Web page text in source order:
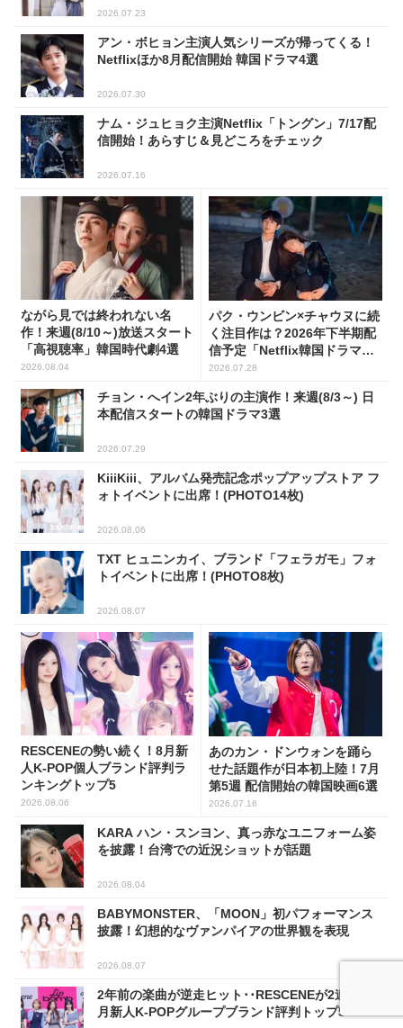
2026.07.23
アン・ボヒョン主演人気シリーズが帰ってくる！
Netflixほか8月配信開始 韓国ドラマ4選
2026.07.30
ナム・ジュヒョク主演Netflix「トングン」7/17配
信開始！あらすじ＆見どころをチェック
2026.07.16
ながら見では終われない名
作！来週(8/10～)放送スタート
「高視聴率」韓国時代劇4選
2026.08.04
パク・ウンビン×チャウヌに続
く注目作は？2026年下半期配
信予定「Netflix韓国ドラマ」8
選
2026.07.28
チョン・へイン2年ぶりの主演作！来週(8/3～) 日
本配信スタートの韓国ドラマ3選
2026.07.29
KiiiKiii、アルバム発売記念ポップアップストア フ
ォトイベントに出席！(PHOTO14枚)
2026.08.06
TXT ヒュニンカイ、ブランド「フェラガモ」フォ
トイベントに出席！(PHOTO8枚)
2026.08.07
RESCENEの勢い続く！8月新
人K-POP個人ブランド評判ラ
ンキングトップ5
2026.08.06
あのカン・ドンウォンを踊ら
せた話題作が日本初上陸！7月
第5週 配信開始の韓国映画6選
2026.07.16
KARA ハン・スンヨン、真っ赤なユニフォーム姿
を披露！台湾での近況ショットが話題
2026.08.04
BABYMONSTER、「MOON」初パフォーマンス
披露！幻想的なヴァンパイアの世界観を表現
2026.08.07
2年前の楽曲が逆走ヒット･･RESCENEが2連覇、8
月新人K-POPグループブランド評判トップ5